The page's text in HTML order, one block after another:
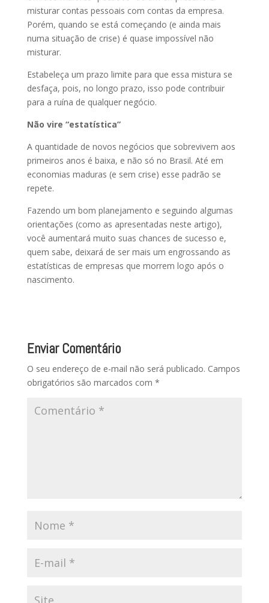
misturar contas pessoais com contas da empresa.
Porém, quando se está começando (e ainda mais
numa situação de crise) é quase impossível não
misturar.
Estabeleça um prazo limite para que essa mistura se
desfaça, pois, no longo prazo, isso pode contribuir
para a ruína de qualquer negócio.
Não vire “estatística”
A quantidade de novos negócios que sobrevivem aos
primeiros anos é baixa, e não só no Brasil. Até em
economias maduras (e sem crise) esse padrão se
repete.
Fazendo um bom planejamento e seguindo algumas
orientações (como as apresentadas neste artigo),
você aumentará muito suas chances de sucesso e,
quem sabe, deixará de ser mais um engrossando as
estatísticas de empresas que morrem logo após o
nascimento.
Enviar Comentário
O seu endereço de e-mail não será publicado. Campos
obrigatórios são marcados com *